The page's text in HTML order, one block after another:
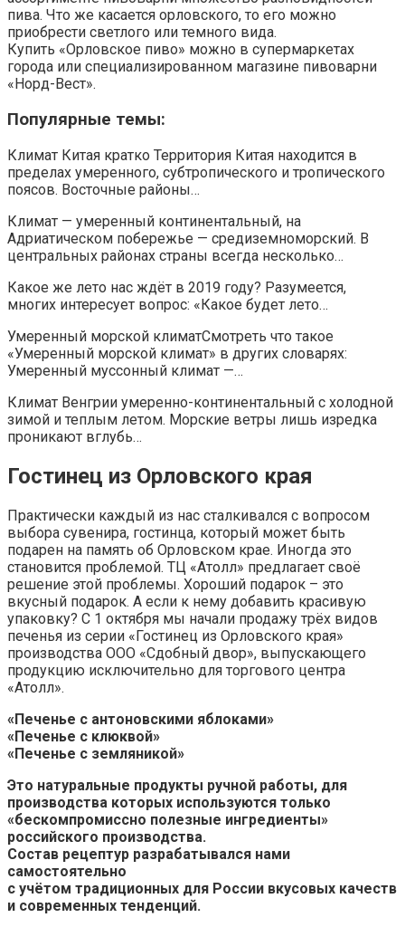
пива. Что же касается орловского, то его можно
приобрести светлого или темного вида.
Купить «Орловское пиво» можно в супермаркетах
города или специализированном магазине пивоварни
«Норд-Вест».
Популярные темы:
Климат Китая кратко Территория Китая находится в
пределах умеренного, субтропического и тропического
поясов. Восточные районы…
Климат — умеренный континентальный, на
Адриатическом побережье — средиземноморский. В
центральных районах страны всегда несколько…
Какое же лето нас ждёт в 2019 году? Разумеется,
многих интересует вопрос: «Какое будет лето…
Умеренный морской климатСмотреть что такое
«Умеренный морской климат» в других словарях:
Умеренный муссонный климат —…
Климат Венгрии умеренно-континентальный с холодной
зимой и теплым летом. Морские ветры лишь изредка
проникают вглубь…
Гостинец из Орловского края
Практически каждый из нас сталкивался с вопросом
выбора сувенира, гостинца, который может быть
подарен на память об Орловском крае. Иногда это
становится проблемой. ТЦ «Атолл» предлагает своё
решение этой проблемы. Хороший подарок – это
вкусный подарок. А если к нему добавить красивую
упаковку? С 1 октября мы начали продажу трёх видов
печенья из серии «Гостинец из Орловского края»
производства ООО «Сдобный двор», выпускающего
продукцию исключительно для торгового центра
«Атолл».
«Печенье с антоновскими яблоками»
«Печенье с клюквой»
«Печенье с земляникой»
Это натуральные продукты ручной работы, для
производства которых используются только
«бескомпромиссно полезные ингредиенты»
российского производства.
Состав рецептур разрабатывался нами
самостоятельно
с учётом традиционных для России вкусовых качеств
и современных тенденций.